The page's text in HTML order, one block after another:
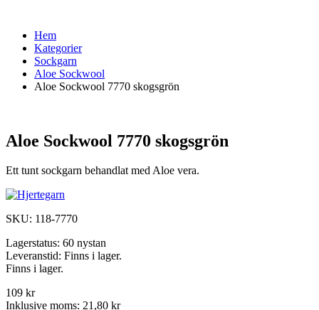
Hem
Kategorier
Sockgarn
Aloe Sockwool
Aloe Sockwool 7770 skogsgrön
Aloe Sockwool 7770 skogsgrön
Ett tunt sockgarn behandlat med Aloe vera.
SKU: 118-7770
Lagerstatus: 60 nystan
Leveranstid: Finns i lager.
Finns i lager.
109 kr
Inklusive moms: 21,80 kr